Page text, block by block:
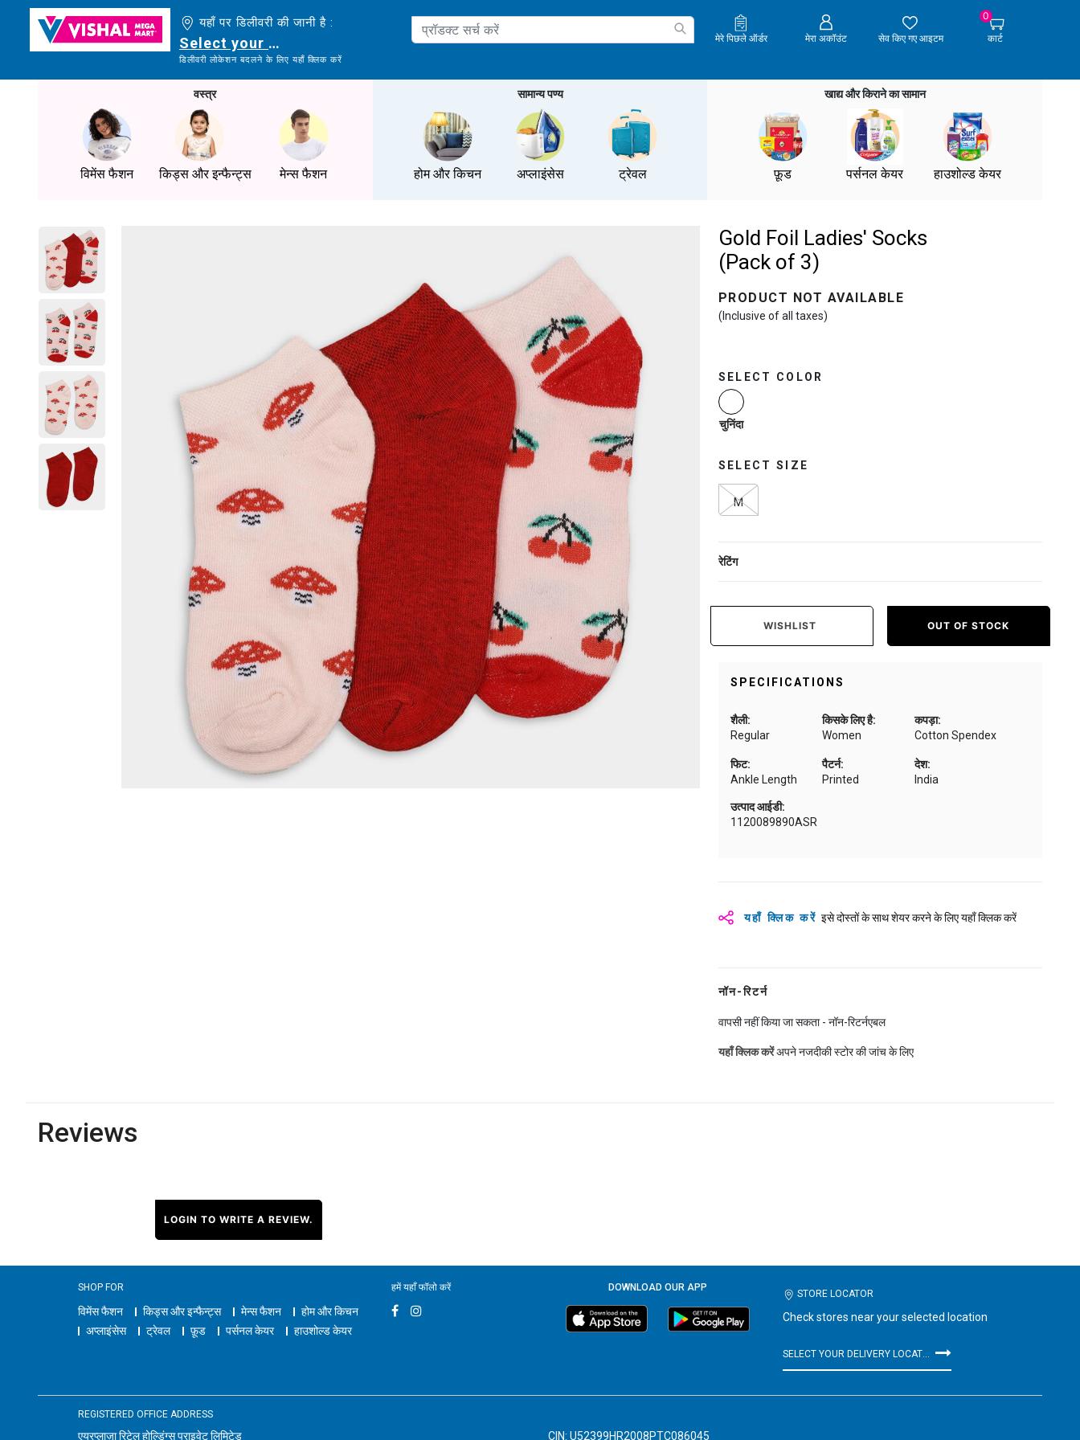
यहाँ पर डिलीवरी की जानी है :
Select your delivery location
डिलीवरी लोकेशन बदलने के लिए यहाँ क्लिक करें
मेरे पिछले ऑर्डर मेरा अकॉउंट सेव किए गए आइटम
0
कार्ट
वस्त्र
विमेंस फैशन किड्स और इन्फैन्ट्स मेन्स फैशन
सामान्य पण्य
होम और किचन अप्लाइंसेस ट्रेवल
खाद्य और किराने का सामान
फ़ूड पर्सनल केयर हाउशोल्ड केयर
Gold Foil Ladies' Socks
(Pack of 3)
PRODUCT NOT AVAILABLE
(Inclusive of all taxes)
SELECT COLOR
selected
चुनिंदा
SELECT SIZE
M
रेटिंग
WISHLIST OUT OF STOCK
SPECIFICATIONS
शैली:
Regular
किसके लिए है:
Women
कपड़ा:
Cotton Spendex
फिट:
Ankle Length
पैटर्न:
Printed
देश:
India
उत्पाद आईडी:
1120089890ASR
यहाँ क्लिक करें इसे दोस्तों के साथ शेयर करने के लिए यहाँ क्लिक करें
नॉन-रिटर्न
वापसी नहीं किया जा सकता - नॉन-रिटर्नएबल
यहाँ क्लिक करेंअपने नजदीकी स्टोर की जांच के लिए
Reviews
LOGIN TO WRITE A REVIEW.
SHOP FOR
विमेंस फैशन किड्स और इन्फैन्ट्स मेन्स फैशन
होम और किचन
अप्लाइंसेस
ट्रेवल फ़ूड पर्सनल केयर हाउशोल्ड केयर
हमें यहाँ फॉलो करें DOWNLOAD OUR APP
STORE LOCATOR
Check stores near your selected location
REGISTERED OFFICE ADDRESS
एयरप्लाज़ा रिटेल होल्डिंग्स प्राइवेट लिमिटेड CIN: U52399HR2008PTC086045